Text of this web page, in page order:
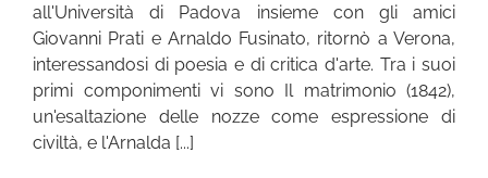
all'Università di Padova insieme con gli amici
Giovanni Prati e Arnaldo Fusinato, ritornò a Verona,
interessandosi di poesia e di critica d'arte. Tra i suoi
primi componimenti vi sono Il matrimonio (1842),
un'esaltazione delle nozze come espressione di
civiltà, e l'Arnalda [...]